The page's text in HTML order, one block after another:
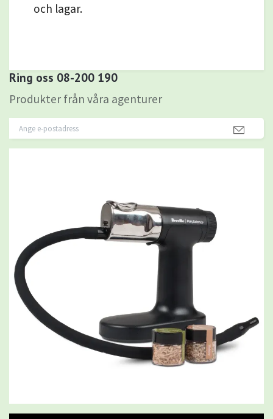
Ring oss 08-200 190
Produkter från våra agenturer
och lagar.